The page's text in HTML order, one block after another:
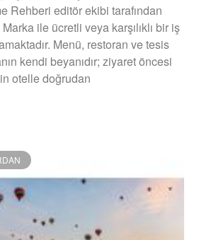
Rehberi editör ekibi tarafından
Marka ile ücretli veya karşılıklı bir iş
Menü, restoran ve tesis
kendi beyanıdır; ziyaret öncesi
otelle doğrudan